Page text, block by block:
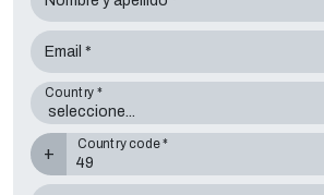
Email *
Country *
+
Country code *